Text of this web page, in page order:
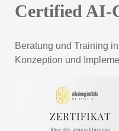
Certified AI-
Beratung und Training
Konzeption und